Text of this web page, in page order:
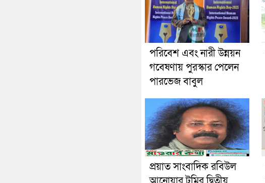
পরিবেশ এবং নারী উন্নয়ন
গবেষণায় পুরস্কার পেলেন
পারভেজ বাবুল
প্রয়াত সাংবাদিক রবিউল